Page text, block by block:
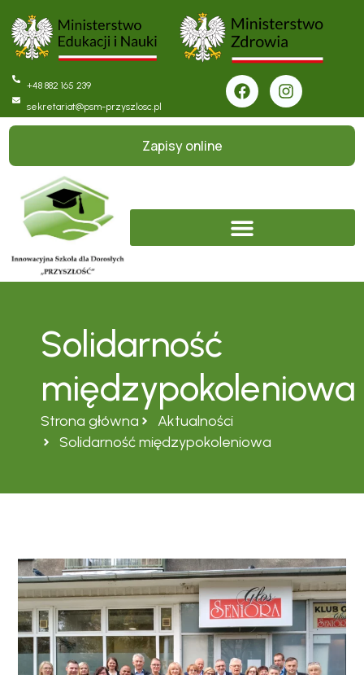
+48 882 165 239
sekretariat@psm-przyszlosc.pl
Zapisy online
Solidarność
międzypokoleniowa
Strona główna
Aktualności
Solidarność międzypokoleniowa